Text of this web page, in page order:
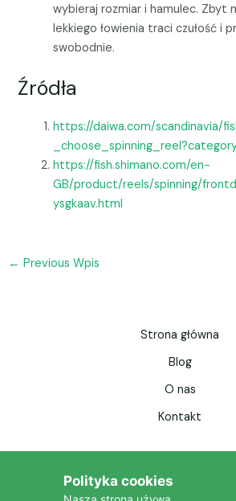
wybieraj rozmiar i hamulec. Zbyt
lekkiego łowienia traci czułość i
swobodnie.
Źródła
https://daiwa.com/scandinavia/
https://fish.shimano.com/en-
GB/product/reels/spinning/
ysgkaav.html
← Previous Wpis
Strona główna
Blog
O nas
Kontakt
Polityka cookies